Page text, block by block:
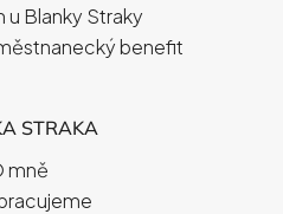
u Blanky Straky
benefit
STRAKA
mně